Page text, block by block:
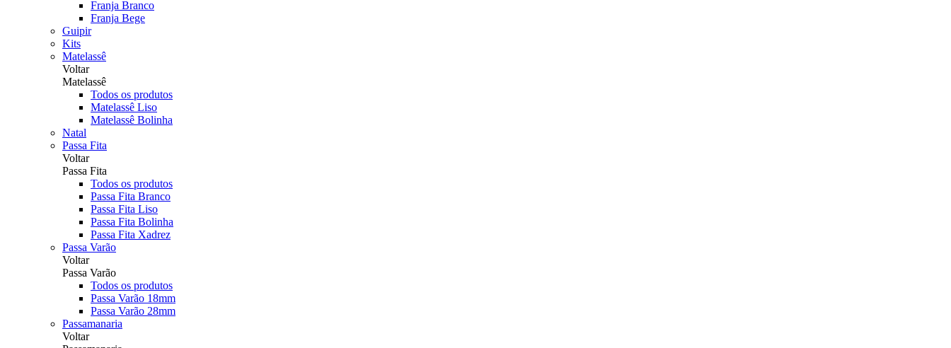
Franja Branco
Franja Bege
Guipir
Kits
Matelassê
Voltar
Matelassê
Todos os produtos
Matelassê Liso
Matelassê Bolinha
Natal
Passa Fita
Voltar
Passa Fita
Todos os produtos
Passa Fita Branco
Passa Fita Liso
Passa Fita Bolinha
Passa Fita Xadrez
Passa Varão
Voltar
Passa Varão
Todos os produtos
Passa Varão 18mm
Passa Varão 28mm
Passamanaria
Voltar